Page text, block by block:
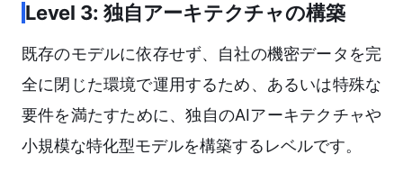
Level 3: 独自アーキテクチャの構築
既存のモデルに依存せず、自社の機密データを完
全に閉じた環境で運用するため、あるいは特殊な
要件を満たすために、独自のAIアーキテクチャや
小規模な特化型モデルを構築するレベルです。